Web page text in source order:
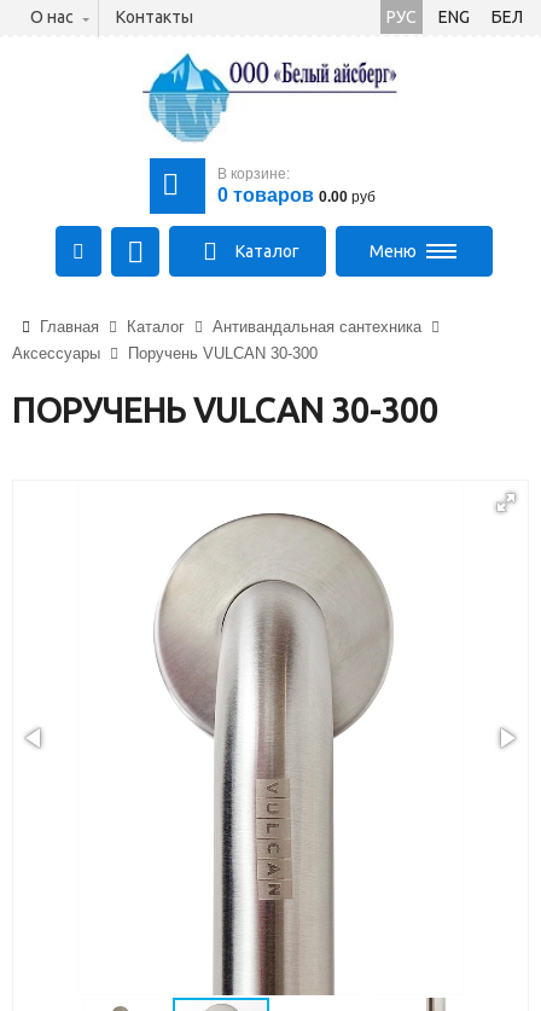
О нас Контакты РУС ENG БЕЛ
В корзине:
0 товаров 0.00 руб
+375 (29) 710-23-43
+375 (33) 315-03-03
aysberg-sales@yandex.by
Каталог Меню
Главная Каталог
Антивандальная сантехника
Аксессуары
Поручень VULCAN 30-300
ПОРУЧЕНЬ VULCAN 30-300